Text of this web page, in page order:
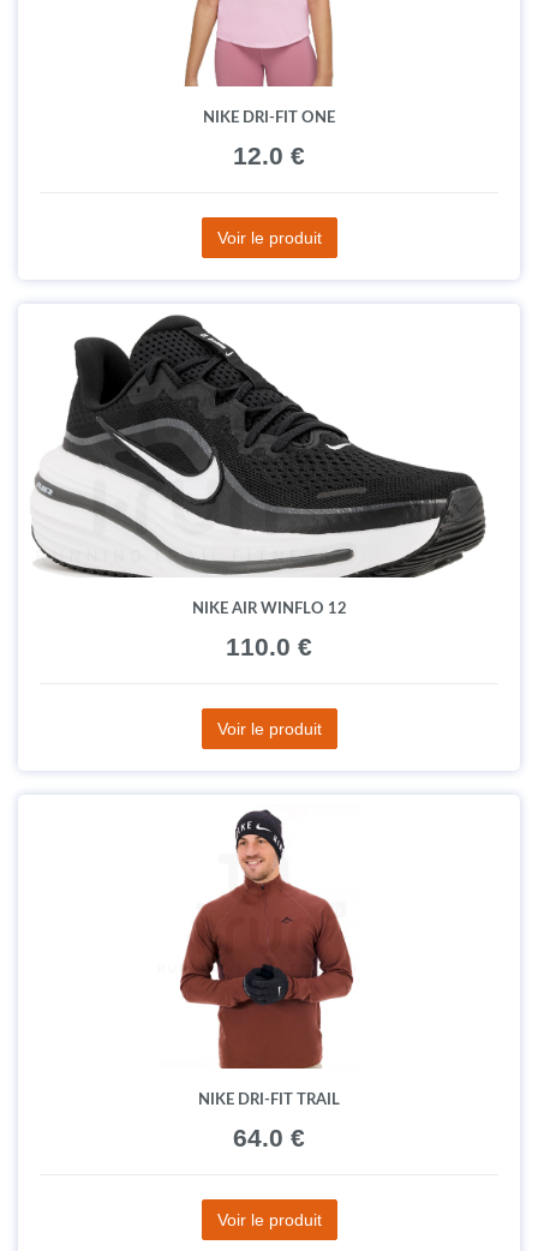
NIKE DRI-FIT ONE
12.0 €
Voir le produit
NIKE AIR WINFLO 12
110.0 €
Voir le produit
NIKE DRI-FIT TRAIL
64.0 €
Voir le produit